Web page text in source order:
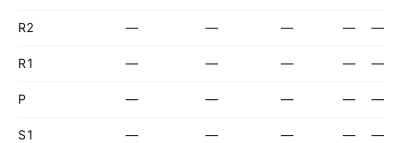
R2 — — — — —
R1 — — — — —
P — — — — —
S1 — — — — —